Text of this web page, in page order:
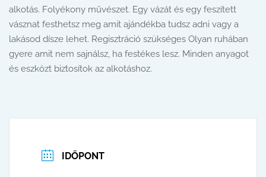
alkotás. Folyékony művészet. Egy vázát és egy feszített
vásznat festhetsz meg amit ajándékba tudsz adni vagy a
lakásod dísze lehet. Regisztráció szükséges Olyan ruhában
gyere amit nem sajnálsz, ha festékes lesz. Minden anyagot
és eszközt biztosítok az alkotáshoz.
IDŐPONT